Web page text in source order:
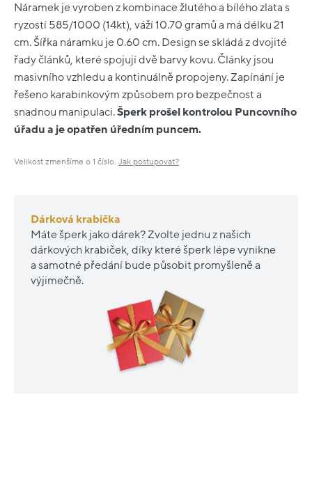
Náramek je vyroben z kombinace žlutého a bílého zlata s
ryzostí 585/1000 (14kt), váží 10.70 gramů a má délku 21
cm. Šířka náramku je 0.60 cm. Design se skládá z dvojité
řady článků, které spojují dvě barvy kovu. Články jsou
masivního vzhledu a kontinuálně propojeny. Zapínání je
řešeno karabinkovým způsobem pro bezpečnost a
snadnou manipulaci.Šperk prošel kontrolou Puncovního
úřadu a je opatřen úředním puncem.
Velikost zmenšíme o 1 číslo. Jak postupovat?
Dárková krabička
Máte šperk jako dárek? Zvolte jednu z našich
dárkových krabiček, díky které šperk lépe vynikne
a samotné předání bude působit promyšleně a
výjimečně.